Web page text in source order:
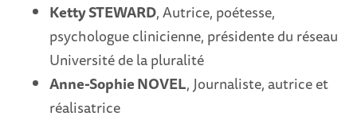
Ketty STEWARD, Autrice, poétesse,
psychologue clinicienne, présidente du réseau
Université de la pluralité
Anne-Sophie NOVEL, Journaliste, autrice et
réalisatrice